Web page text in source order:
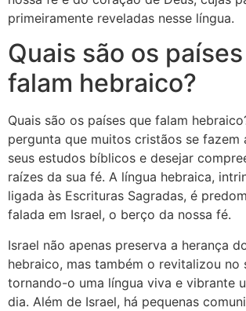
primeiramente reveladas nesse língua.
Quais são os
falam hebraico?
Quais são os países que falam
pergunta que muitos cristãos se fazem
seus estudos bíblicos e desejar
raízes da sua fé. A língua hebraica,
ligada às Escrituras Sagradas, é
falada em Israel, o berço da nossa fé.
Israel não apenas preserva a herança
hebraico, mas também o revitalizou no
tornando-o uma língua viva e vibrante
dia. Além de Israel, há pequenas